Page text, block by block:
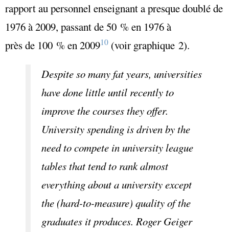
rapport au personnel enseignant a presque doublé de
1976 à 2009, passant de 50 % en 1976 à
près de 100 % en 200910 (voir graphique 2).
Despite so many fat years, universities
have done little until recently to
improve the courses they offer.
University spending is driven by the
need to compete in university league
tables that tend to rank almost
everything about a university except
the (hard-to-measure) quality of the
graduates it produces. Roger Geiger